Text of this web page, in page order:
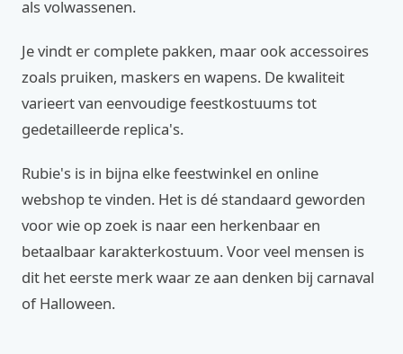
als volwassenen.
Je vindt er complete pakken, maar ook accessoires
zoals pruiken, maskers en wapens. De kwaliteit
varieert van eenvoudige feestkostuums tot
gedetailleerde replica's.
Rubie's is in bijna elke feestwinkel en online
webshop te vinden. Het is dé standaard geworden
voor wie op zoek is naar een herkenbaar en
betaalbaar karakterkostuum. Voor veel mensen is
dit het eerste merk waar ze aan denken bij carnaval
of Halloween.